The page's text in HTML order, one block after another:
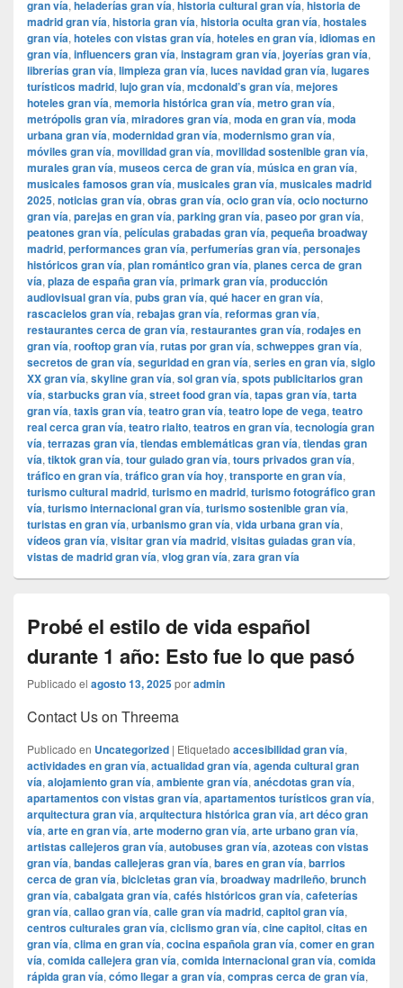
gran vía, heladerías gran vía, historia cultural gran vía, historia de
madrid gran vía, historia gran vía, historia oculta gran vía, hostales
gran vía, hoteles con vistas gran vía, hoteles en gran vía, idiomas en
gran vía, influencers gran vía, instagram gran vía, joyerías gran vía,
librerías gran vía, limpieza gran vía, luces navidad gran vía, lugares
turísticos madrid, lujo gran vía, mcdonald’s gran vía, mejores
hoteles gran vía, memoria histórica gran vía, metro gran vía,
metrópolis gran vía, miradores gran vía, moda en gran vía, moda
urbana gran vía, modernidad gran vía, modernismo gran vía,
móviles gran vía, movilidad gran vía, movilidad sostenible gran vía,
murales gran vía, museos cerca de gran vía, música en gran vía,
musicales famosos gran vía, musicales gran vía, musicales madrid
2025, noticias gran vía, obras gran vía, ocio gran vía, ocio nocturno
gran vía, parejas en gran vía, parking gran vía, paseo por gran vía,
peatones gran vía, películas grabadas gran vía, pequeña broadway
madrid, performances gran vía, perfumerías gran vía, personajes
históricos gran vía, plan romántico gran vía, planes cerca de gran
vía, plaza de españa gran vía, primark gran vía, producción
audiovisual gran vía, pubs gran vía, qué hacer en gran vía,
rascacielos gran vía, rebajas gran vía, reformas gran vía,
restaurantes cerca de gran vía, restaurantes gran vía, rodajes en
gran vía, rooftop gran vía, rutas por gran vía, schweppes gran vía,
secretos de gran vía, seguridad en gran vía, series en gran vía, siglo
XX gran vía, skyline gran vía, sol gran vía, spots publicitarios gran
vía, starbucks gran vía, street food gran vía, tapas gran vía, tarta
gran vía, taxis gran vía, teatro gran vía, teatro lope de vega, teatro
real cerca gran vía, teatro rialto, teatros en gran vía, tecnología gran
vía, terrazas gran vía, tiendas emblemáticas gran vía, tiendas gran
vía, tiktok gran vía, tour guiado gran vía, tours privados gran vía,
tráfico en gran vía, tráfico gran vía hoy, transporte en gran vía,
turismo cultural madrid, turismo en madrid, turismo fotográfico gran
vía, turismo internacional gran vía, turismo sostenible gran vía,
turistas en gran vía, urbanismo gran vía, vida urbana gran vía,
vídeos gran vía, visitar gran vía madrid, visitas guiadas gran vía,
vistas de madrid gran vía, vlog gran vía, zara gran vía
Probé el estilo de vida español
durante 1 año: Esto fue lo que pasó
Publicado el agosto 13, 2025poradmin
Contact Us on Threema
Publicado en Uncategorized | Etiquetado accesibilidad gran vía,
actividades en gran vía, actualidad gran vía, agenda cultural gran
vía, alojamiento gran vía, ambiente gran vía, anécdotas gran vía,
apartamentos con vistas gran vía, apartamentos turísticos gran vía,
arquitectura gran vía, arquitectura histórica gran vía, art déco gran
vía, arte en gran vía, arte moderno gran vía, arte urbano gran vía,
artistas callejeros gran vía, autobuses gran vía, azoteas con vistas
gran vía, bandas callejeras gran vía, bares en gran vía, barrios
cerca de gran vía, bicicletas gran vía, broadway madrileño, brunch
gran vía, cabalgata gran vía, cafés históricos gran vía, cafeterías
gran vía, callao gran vía, calle gran vía madrid, capitol gran vía,
centros culturales gran vía, ciclismo gran vía, cine capitol, citas en
gran vía, clima en gran vía, cocina española gran vía, comer en gran
vía, comida callejera gran vía, comida internacional gran vía, comida
rápida gran vía, cómo llegar a gran vía, compras cerca de gran vía,